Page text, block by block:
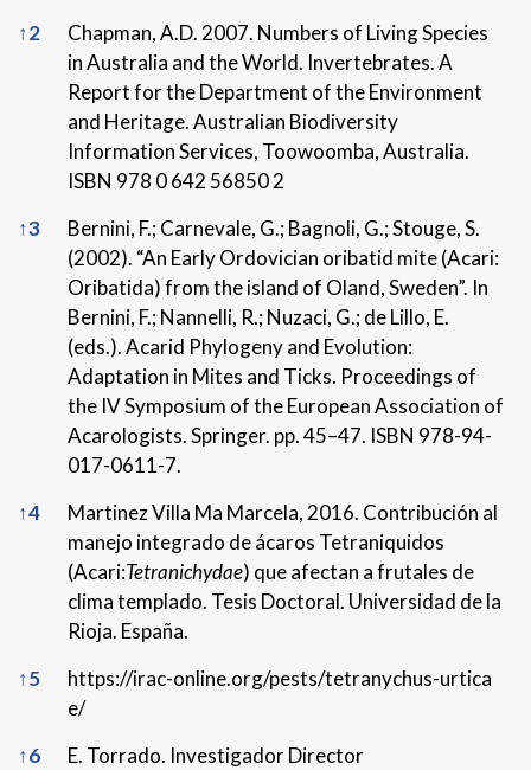
↑2
Chapman, A.D. 2007. Numbers of Living Species
in Australia and the World. Invertebrates. A
Report for the Department of the Environment
and Heritage. Australian Biodiversity
Information Services, Toowoomba, Australia.
ISBN 978 0 642 56850 2
↑3
Bernini, F.; Carnevale, G.; Bagnoli, G.; Stouge, S.
(2002). “An Early Ordovician oribatid mite (Acari:
Oribatida) from the island of Oland, Sweden”. In
Bernini, F.; Nannelli, R.; Nuzaci, G.; de Lillo, E.
(eds.). Acarid Phylogeny and Evolution:
Adaptation in Mites and Ticks. Proceedings of
the IV Symposium of the European Association of
Acarologists. Springer. pp. 45–47. ISBN 978-94-
017-0611-7.
↑4
Martinez Villa Ma Marcela, 2016. Contribución al
manejo integrado de ácaros Tetraniquidos
(Acari:Tetranichydae) que afectan a frutales de
clima templado. Tesis Doctoral. Universidad de la
Rioja. España.
↑5
https://irac-online.org/pests/tetranychus-urtica
e/
↑6
E. Torrado. Investigador Director